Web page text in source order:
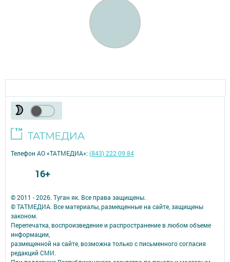
© 2011 - 2026. Туган як. Все права защищены.
© ТАТМЕДИА. Все материалы, размещенные на сайте, защищены
законом.
Перепечатка, воспроизведение и распространение в любом объеме
информации,
размещенной на сайте, возможна только с письменного согласия
редакций СМИ.
Телефон АО «ТАТМЕДИА»:(843) 222 09 84
16+